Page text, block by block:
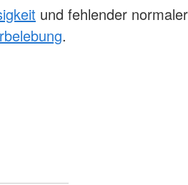
und fehlender
.